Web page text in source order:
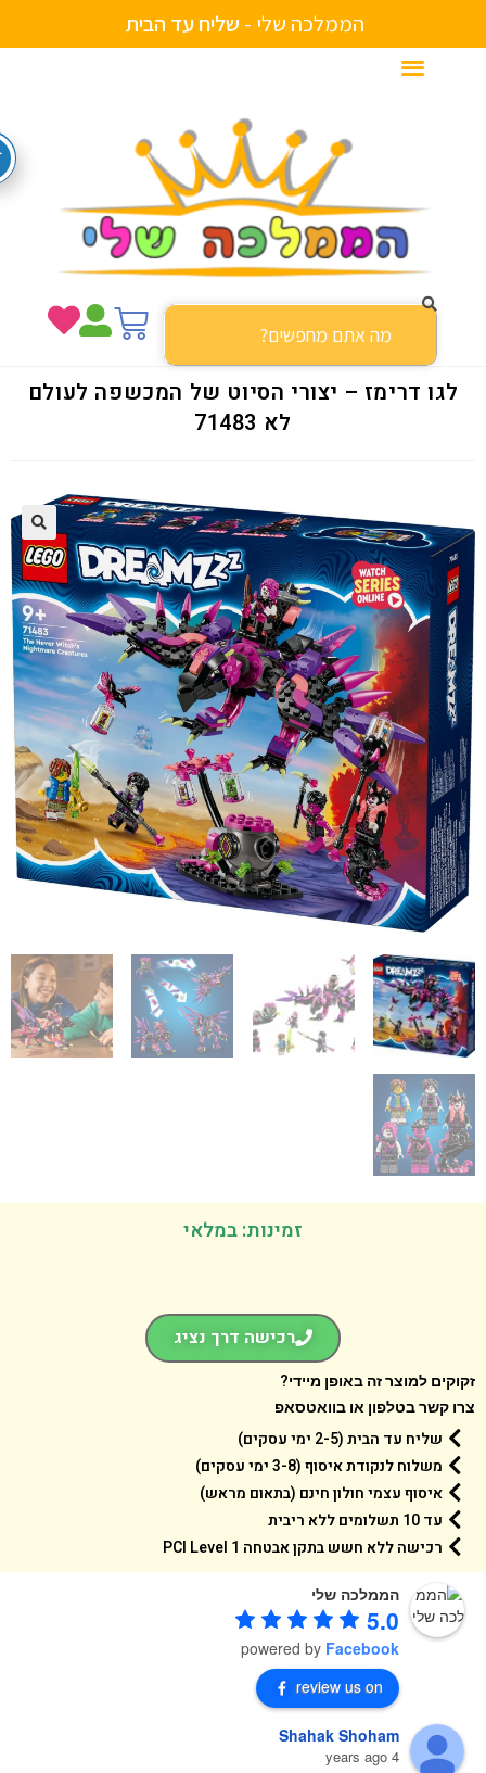
הממלכה שלי -ש לי חעד הבי ת
דרימז – יצורי הסיוט של המכשפה לעולם
לא 71483
זמינות: במלאי
רכישה דרך נציג
למוצר זה באופן מיידי?
קשר בטלפון או בוואטסאפ
שליח עד הבית (2-5 ימי עסקים)
משלוח לנקודת איסוף (3-8 ימי עסקים)
איסוף עצמי חולון חינם (בתאום מראש)
עד 10 תשלומים ללא ריבית
רכישה ללא חשש בתקן אבטחה 1 PCI Level
הממלכה שלי
5.0
powered byFacebook
review us on
Shahak Shoham
4 years ago